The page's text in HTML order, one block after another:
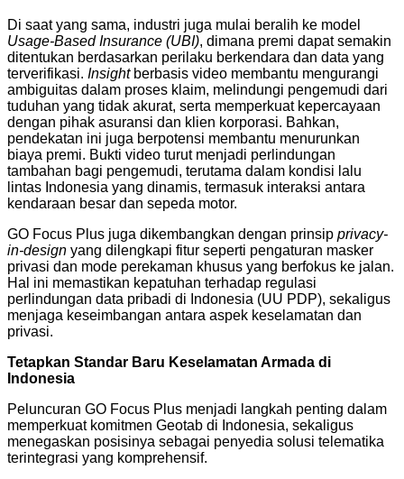
Di saat yang sama, industri juga mulai beralih ke model
Usage-Based Insurance (UBI), dimana premi dapat semakin
ditentukan berdasarkan perilaku berkendara dan data yang
terverifikasi. Insight berbasis video membantu mengurangi
ambiguitas dalam proses klaim, melindungi pengemudi dari
tuduhan yang tidak akurat, serta memperkuat kepercayaan
dengan pihak asuransi dan klien korporasi. Bahkan,
pendekatan ini juga berpotensi membantu menurunkan
biaya premi. Bukti video turut menjadi perlindungan
tambahan bagi pengemudi, terutama dalam kondisi lalu
lintas Indonesia yang dinamis, termasuk interaksi antara
kendaraan besar dan sepeda motor.
GO Focus Plus juga dikembangkan dengan prinsip privacy-
in-design yang dilengkapi fitur seperti pengaturan masker
privasi dan mode perekaman khusus yang berfokus ke jalan.
Hal ini memastikan kepatuhan terhadap regulasi
perlindungan data pribadi di Indonesia (UU PDP), sekaligus
menjaga keseimbangan antara aspek keselamatan dan
privasi.
Tetapkan Standar Baru Keselamatan Armada di
Indonesia
Peluncuran GO Focus Plus menjadi langkah penting dalam
memperkuat komitmen Geotab di Indonesia, sekaligus
menegaskan posisinya sebagai penyedia solusi telematika
terintegrasi yang komprehensif.